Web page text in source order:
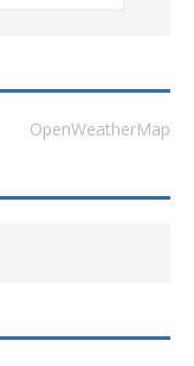
OpenWeatherMap